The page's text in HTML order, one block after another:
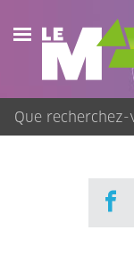
Actualités
Agenda
Publications